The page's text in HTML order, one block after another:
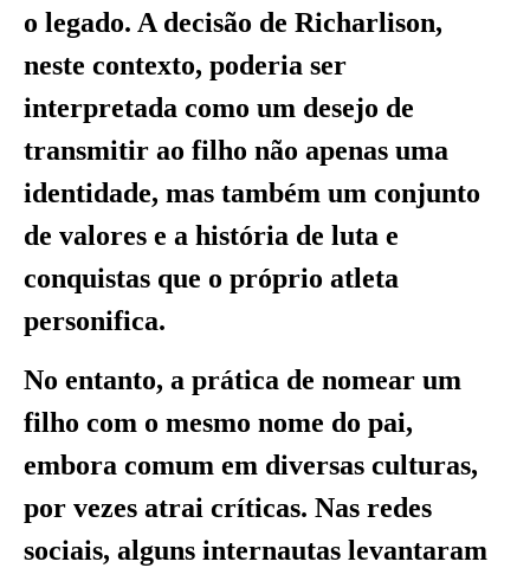
o legado. A decisão de Richarlison,
neste contexto, poderia ser
interpretada como um desejo de
transmitir ao filho não apenas uma
identidade, mas também um conjunto
de valores e a história de luta e
conquistas que o próprio atleta
personifica.
No entanto, a prática de nomear um
filho com o mesmo nome do pai,
embora comum em diversas culturas,
por vezes atrai críticas. Nas redes
sociais, alguns internautas levantaram